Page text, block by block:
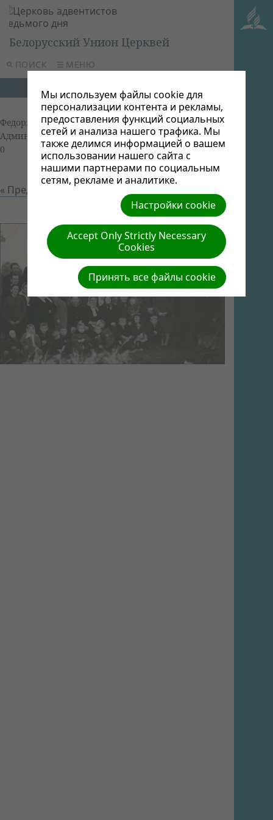
ПОИСК МЕНЮ
Белорусский Унион Церквей
Федоры раритетные фотографии| Автор: Виктор
Админ | Размер (МБ): 0.05 |Скачать | Просмотров:
0
« Предыдущий Следующий »
Мы используем файлы cookie для
персонализации контента и рекламы,
предоставления функций социальных
сетей и анализа нашего трафика. Мы
также делимся информацией о вашем
использовании нашего сайта с
нашими партнерами по социальным
сетям, рекламе и аналитике.
Настройки cookie
Accept Only Strictly Necessary
Cookies
Принять все файлы cookie